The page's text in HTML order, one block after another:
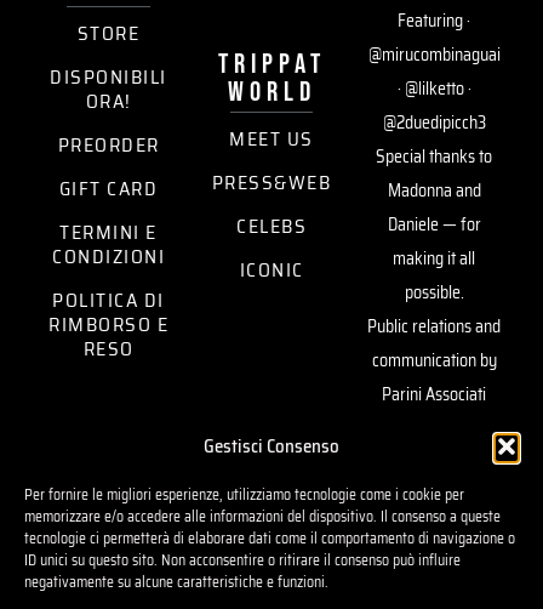
Gestisci Consenso
Per fornire le migliori esperienze, utilizziamo tecnologie come i cookie per
memorizzare e/o accedere alle informazioni del dispositivo. Il consenso a queste
tecnologie ci permetterà di elaborare dati come il comportamento di navigazione o
ID unici su questo sito. Non acconsentire o ritirare il consenso può influire
negativamente su alcune caratteristiche e funzioni.
STORE
DISPONIBILI
ORA!
PREORDER
GIFT CARD
TERMINI E
CONDIZIONI
POLITICA DI
RIMBORSO E
RESO
trippat
world
MEET US
PRESS&WEB
CELEBS
ICONIC
Featuring ·
@mirucombinaguai
· @lilketto ·
@2duedipicch3
Special thanks to
Madonna and
Daniele — for
making it all
possible.
Public relations and
communication by
Parini Associati
sustaining our vision.
Powered byUgo